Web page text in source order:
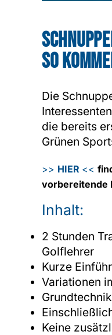
So
Die
die bereits
Grünen
>> HIER <<
vorbereitende
Inhalt:
2 Stunden
Golflehrer
Kurze
Variationen
Keine